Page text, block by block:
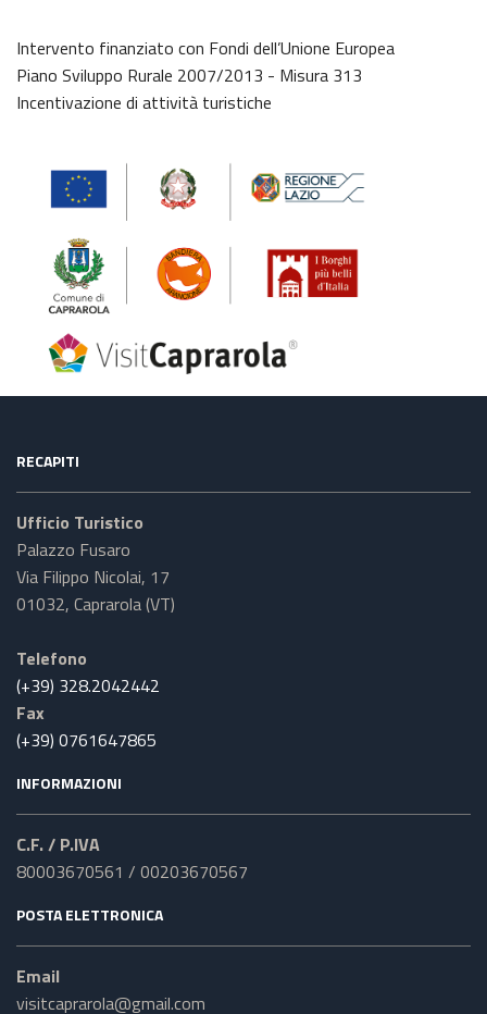
Intervento finanziato con Fondi dell’Unione Europea
Piano Sviluppo Rurale 2007/2013 - Misura 313
Incentivazione di attività turistiche
RECAPITI
Ufficio Turistico
Palazzo Fusaro
Via Filippo Nicolai, 17
01032, Caprarola (VT)
Telefono
(+39) 328.2042442
Fax
(+39) 0761647865
INFORMAZIONI
C.F. / P.IVA
80003670561 / 00203670567
POSTA ELETTRONICA
Email
visitcaprarola@gmail.com